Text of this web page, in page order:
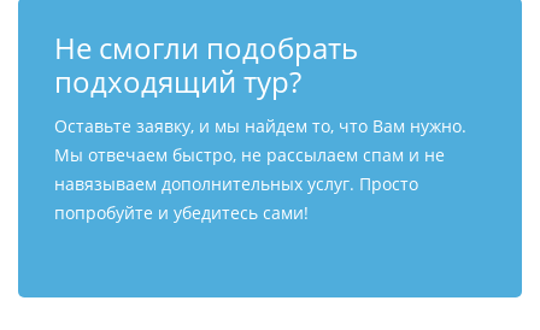
Не смогли подобрать
подходящий тур?
Оставьте заявку, и мы найдем то, что Вам нужно.
Мы отвечаем быстро, не рассылаем спам и не
навязываем дополнительных услуг. Просто
попробуйте и убедитесь сами!